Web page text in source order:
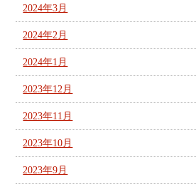
2024年3月
2024年2月
2024年1月
2023年12月
2023年11月
2023年10月
2023年9月